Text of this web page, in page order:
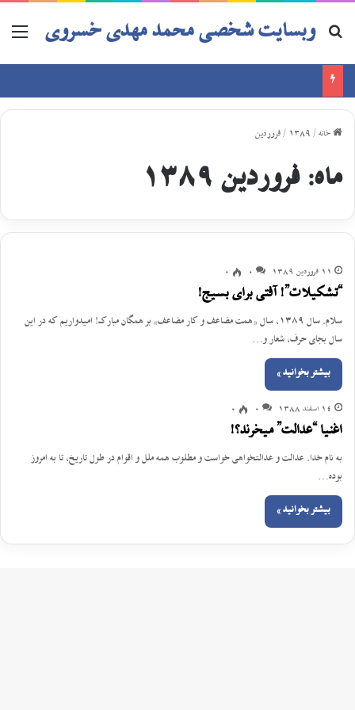
وبسایت شخصی محمد مهدی خسروی
خانه /
1389
/ فروردین
ماه:فروردین 1389
11 فروردین 1389 0
0
“تشکیلات”! آفتی برای بسیج!
سلام. سال ١٣٨٩، سال «همت مضاعف و کار مضاعف» بر همگان مبارک! امیدواریم که در این
سال بجای حرف، شعار و…
بیشتر بخوانید »
14 اسفند 1388 0
0
اغنیا “عدالت” میخرند؟!
به نام خدا. عدالت و عدالتخواهی خواست و مطلوب همه ملل و اقوام در طول تاریخ، تا به امروز
بوده…
بیشتر بخوانید »